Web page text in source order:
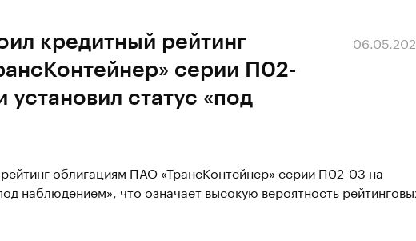
кредитный рейтинг
серии П02-
статус «под
облигациям ПАО «ТрансКонтейнер» серии П02-03 на
наблюдением», что означает высокую вероятность